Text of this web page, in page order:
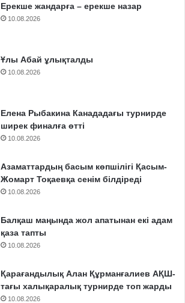
Ерекше жандарға – ерекше назар
10.08.2026
Ұлы Абай ұлықталды
10.08.2026
Елена Рыбакина Канададағы турнирде
ширек финалға өтті
10.08.2026
Азаматтардың басым көпшілігі Қасым-
Жомарт Тоқаевқа сенім білдіреді
10.08.2026
Балқаш маңында жол апатынан екі адам
қаза тапты
10.08.2026
Қарағандылық Алан Құрманғалиев АҚШ-
тағы халықаралық турнирде топ жарды
10.08.2026